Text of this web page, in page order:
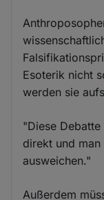
Esoterik nicht
werden sie
"Diese
direkt und
ausweichen."
Außerdem